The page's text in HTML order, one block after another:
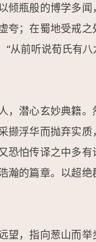
倾瓶般的博学多
夸；在蜀地受戒
“从前听说荀氏有
，潜心玄妙典籍
撷浮华而抛弃实
恐怕传译之中多
瀚的篇章。以超
望，指向葱山而